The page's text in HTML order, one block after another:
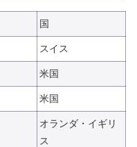
国
スイス
米国
米国
オランダ・イギリ
ス